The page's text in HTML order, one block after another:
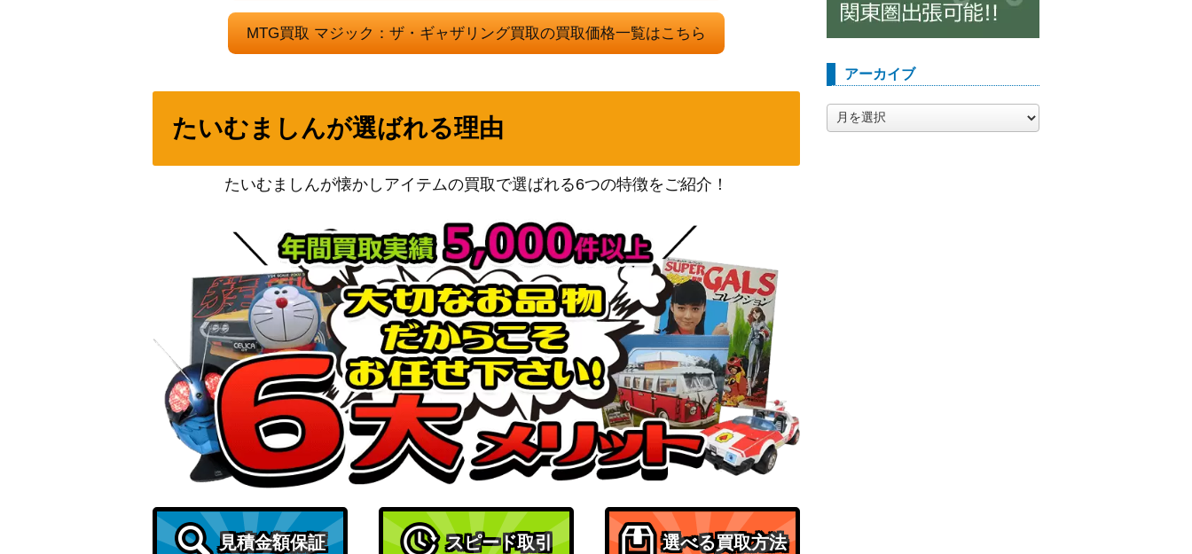
裂け目の突破/Through the Breach ボーダーレス [INR-BF]
ースト
種子生まれの詩神/Seedborn Muse[LGN]《日》
103 オークの弓使い/Orcish Bowmasters [LTR] 《日》
（指輪物語：中つ国の伝
溢れかえる岸辺/Flooded Strand [ONS]《日》
（オンスロート）
ヴォーデイリアの呪詛抑え/Vodalian Hexcatcher 拡張アート [D
MU-BF]《日》
Wizards
（団結のドミナリア）
500
[Foil]忍耐/Endurance ボーダーレス[MH2]
（モダンホライゾン2）
8,000
滞留者ヴェンセール/Venser, the Sojourner[SOM]《日》
（ミラディンの傷跡）
300
焦熱の解放/Fiery Emancipation【M21】
（基本セット2021）
300
寓話の小道/Fabled Passage【ELD】 拡張アート版
月の賢者タミヨウ/Tamiyo, the Moon Sage【AVR】《日》
（アヴァシンの帰還）
400
MTG買取 マジック：ザ・ギャザリング買取の買取価格一覧はこちら
たいむましんが選ばれる理由
たいむましんが懐かしアイテムの買取で選ばれる6つの特徴をご紹介！
見積金額保証 スピード取引 選べる買取方法
アーカイブ
ー